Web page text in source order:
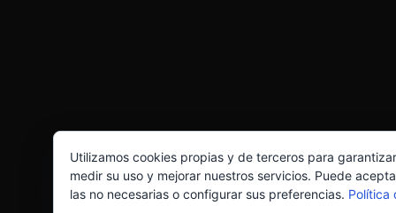
Utilizamos cookies propias y de terceros para
medir su uso y mejorar nuestros servicios. Puede
las no necesarias o configurar sus preferencias. Política